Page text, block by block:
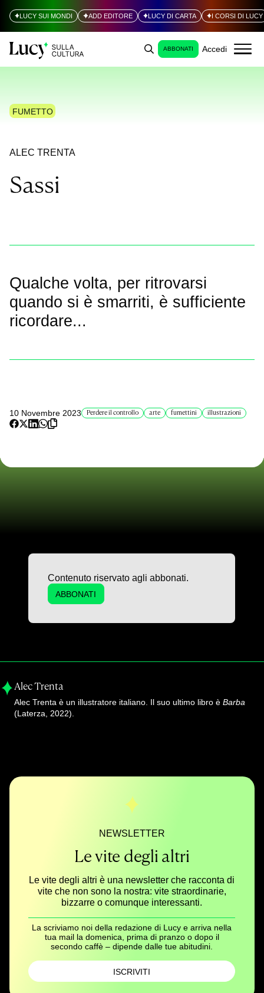
LUCY SUI MONDI ADD EDITORE LUCY DI CARTA I CORSI DI LUCY
ABBONATI Accedi
FUMETTO
ALEC TRENTA
Sassi
Qualche volta, per ritrovarsi
quando si è smarriti, è sufficiente
ricordare...
10 Novembre 2023 Perdere il controllo arte fumettini illustrazioni
Contenuto riservato agli abbonati.
ABBONATI
Alec Trenta
Alec Trenta è un illustratore italiano. Il suo ultimo libro èBarba
(Laterza, 2022).
NEWSLETTER
Le vite degli altri
Le vite degli altri è una newsletter che racconta di
vite che non sono la nostra: vite straordinarie,
bizzarre o comunque interessanti.
La scriviamo noi della redazione di Lucy e arriva nella
tua mail la domenica, prima di pranzo o dopo il
secondo caffè – dipende dalle tue abitudini.
ISCRIVITI